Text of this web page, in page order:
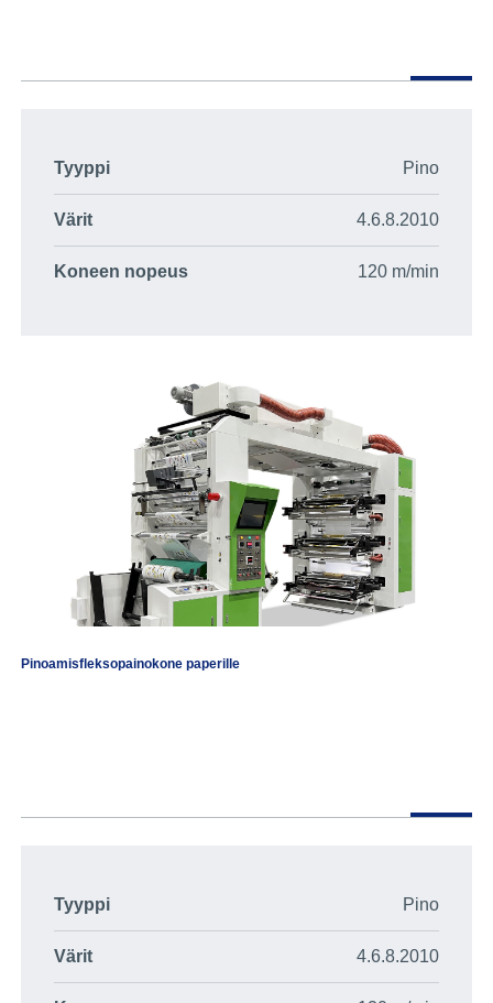
Tyyppi Pino
Värit 4.6.8.2010
Koneen nopeus 120 m/min
Pinoamisfleksopainokone paperille
Tyyppi Pino
Värit 4.6.8.2010